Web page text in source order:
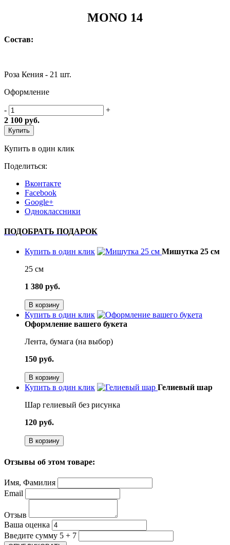
MONO 14
Состав:
Роза Кения - 21 шт.
Оформление
-
+
2 100 руб.
Купить
Купить в один клик
Поделиться:
Вконтакте
Facebook
Google+
Одноклассники
ПОДОБРАТЬ ПОДАРОК
Купить в один клик
Мишутка 25 см
25 см
1 380 руб.
В корзину
Купить в один клик
Оформление вашего букета
Лента, бумага (на выбор)
150 руб.
В корзину
Купить в один клик
Гелиевый шар
Шар гелиевый без рисунка
120 руб.
В корзину
Отзывы об этом товаре:
Имя, Фамилия
Email
Отзыв
Ваша оценка
Введите сумму 5 + 7